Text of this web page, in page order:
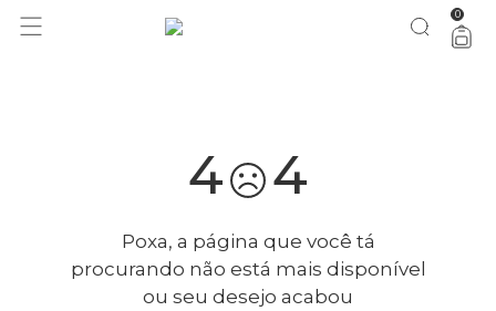
você merece 30% OFF pra comemorar com a gente aproveita! 0
4 4
Poxa, a página que você tá
procurando não está mais disponível
ou seu desejo acabou